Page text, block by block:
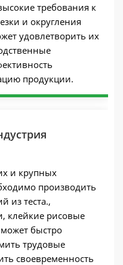
требования к
и округления
удовлетворить их
продукции.
и крупных
производить
из теста.,
клейкие рисовые
быстро
трудовые
своевременность